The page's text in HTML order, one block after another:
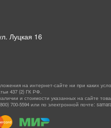
Луцкая 16
на интернет-сайте ни при каких
437 (2) ГК РФ.
и стоимости указанных на сайте
700-5594 или по электронной почте: